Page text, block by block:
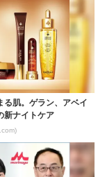
る肌。ゲラン、アベイ
新ナイトケア